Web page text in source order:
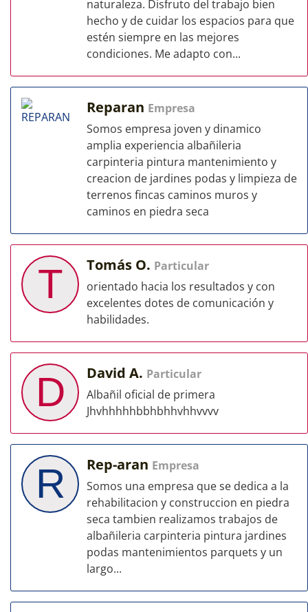
naturaleza. Disfruto del trabajo bien
hecho y de cuidar los espacios para que
estén siempre en las mejores
condiciones. Me adapto con...
Reparan Empresa
Somos empresa joven y dinamico
amplia experiencia albañileria
carpinteria pintura mantenimiento y
creacion de jardines podas y limpieza de
terrenos fincas caminos muros y
caminos en piedra seca
T Tomás O. Particular
orientado hacia los resultados y con
excelentes dotes de comunicación y
habilidades.
D David A. Particular
Albañil oficial de primera
Jhvhhhhhbbhbhhvhhvvvv
R Rep-aran Empresa
Somos una empresa que se dedica a la
rehabilitacion y construccion en piedra
seca tambien realizamos trabajos de
albañileria carpinteria pintura jardines
podas mantenimientos parquets y un
largo...